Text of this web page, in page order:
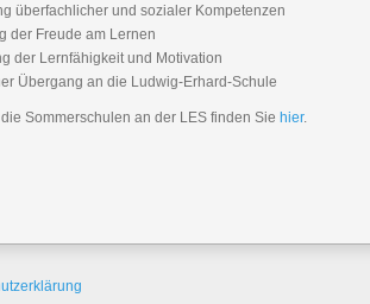
überfachlicher und sozialer Kompetenzen
der Freude am Lernen
der Lernfähigkeit und Motivation
Übergang an die Ludwig-Erhard-Schule
Sommerschulen an der LES finden Sie hier.